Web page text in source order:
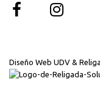
Diseño Web UDV &